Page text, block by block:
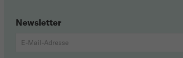
Newsletter